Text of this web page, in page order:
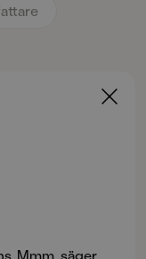
Mmm, säger